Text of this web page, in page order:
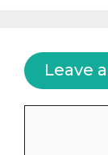
Leave